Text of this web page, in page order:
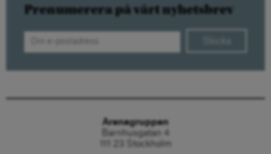
Prenumerera på vårt nyhetsbrev
Arenagruppen
Barnhusgatan 4
111 23 Stockholm